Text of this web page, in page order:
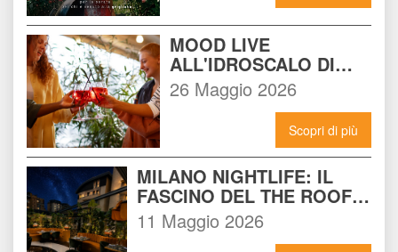
MOOD LIVE
ALL'IDROSCALO DI
MILANO: IL LOCALE
CHE DEVI CONOSCERE
26 Maggio 2026
Scopri di più
MILANO NIGHTLIFE: IL
FASCINO DEL THE ROOF
14 INCONTRA L'ENERGIA
DEL NOMAD
11 Maggio 2026